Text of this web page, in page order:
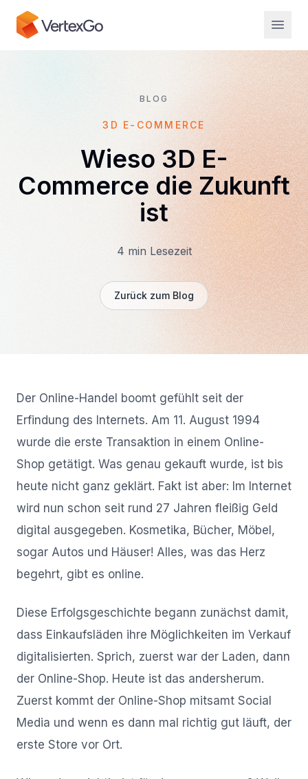
BLOG
3D E-COMMERCE
Wieso 3D E-
Commerce die Zukunft
ist
4 min Lesezeit
Zurück zum Blog
Der Online-Handel boomt gefühlt seit der
Erfindung des Internets. Am 11. August 1994
wurde die erste Transaktion in einem Online-
Shop getätigt. Was genau gekauft wurde, ist bis
heute nicht ganz geklärt. Fakt ist aber: Im Internet
wird nun schon seit rund 27 Jahren fleißig Geld
digital ausgegeben. Kosmetika, Bücher, Möbel,
sogar Autos und Häuser! Alles, was das Herz
begehrt, gibt es online.
Diese Erfolgsgeschichte begann zunächst damit,
dass Einkaufsläden ihre Möglichkeiten im Verkauf
digitalisierten. Sprich, zuerst war der Laden, dann
der Online-Shop. Heute ist das andersherum.
Zuerst kommt der Online-Shop mitsamt Social
Media und wenn es dann mal richtig gut läuft, der
erste Store vor Ort.